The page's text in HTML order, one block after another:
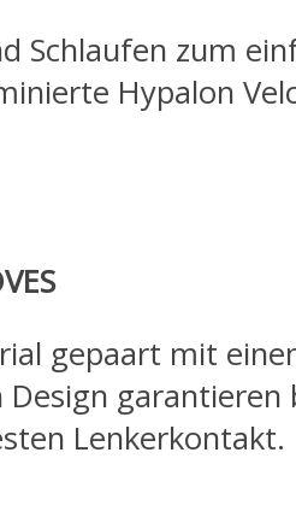
Schlaufen zum
Hypalon
gepaart mit
garantieren
Lenkerkontakt.